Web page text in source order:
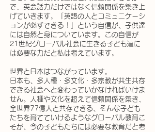
で、英会話力だけではなく信頼関係を築き上
げていきます。「英語の人とコミュニケーシ
ョンが必ずできる！」という自信が、子供達
には自然と身についています。この自信が
21世紀グローバル社会に生きる子ども達に
は必要な力だと私は考えています。
世界と日本はつながっています。
日本も、多人種・多文化・多宗教が共生共存
できる社会へと変わっていかなければいけま
せん。人種や文化を超えて信頼関係を築き、
全世界77億人と共存できる、そんな子ども
たちを育てていけるようなグローバル教育こ
そが、今の子どもたちには必要な教育だと考